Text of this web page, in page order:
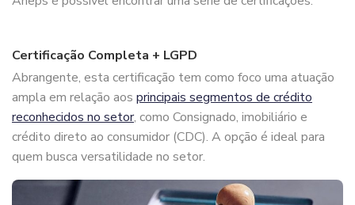
Certificação Completa + LGPD
Abrangente, esta certificação tem como foco uma atuação
ampla em relação aos principais segmentos de crédito
reconhecidos no setor, como Consignado, imobiliário e
crédito direto ao consumidor (CDC). A opção é ideal para
quem busca versatilidade no setor.